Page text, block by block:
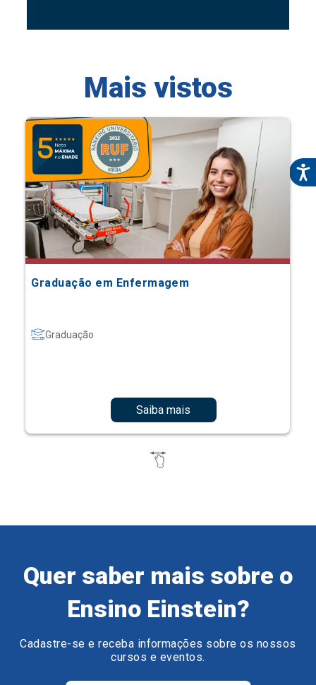
Mais vistos
Graduação em Enfermagem
Graduação
Saiba mais
Quer saber mais sobre o
Ensino Einstein?
Cadastre-se e receba informações sobre os nossos
cursos e eventos.